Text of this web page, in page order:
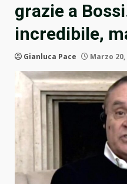
grazie a
incredibile,
Gianluca Pace Marzo 20,